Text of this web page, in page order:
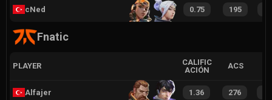
cNed 0.75 195
Fnatic
PLAYER
CALIFIC
ACIÓN
ACS
Alfajer 1.36 276